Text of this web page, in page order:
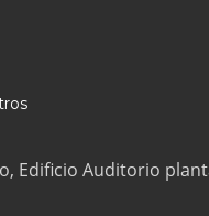
Edificio Auditorio